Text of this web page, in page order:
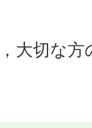
大切な